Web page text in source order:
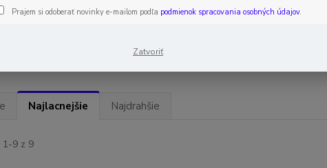
Najlacnejšie Najdrahšie
1-9 z 9
Prajem si odoberať novinky e-mailom podľa podmienok spracovania osobných údajov.
Zatvoriť